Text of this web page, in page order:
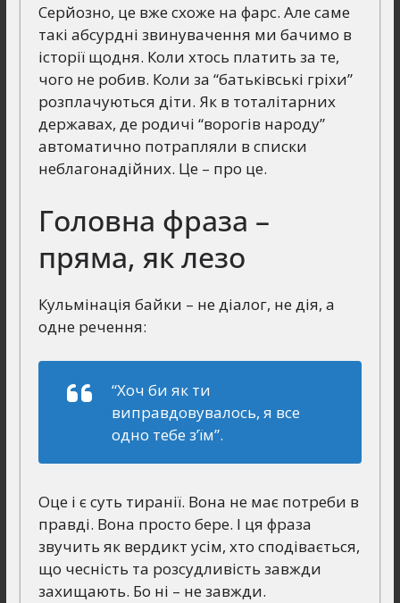
Серйозно, це вже схоже на фарс. Але саме
такі абсурдні звинувачення ми бачимо в
історії щодня. Коли хтось платить за те,
чого не робив. Коли за “батьківські гріхи”
розплачуються діти. Як в тоталітарних
державах, де родичі “ворогів народу”
автоматично потрапляли в списки
неблагонадійних. Це – про це.
Головна фраза –
пряма, як лезо
Кульмінація байки – не діалог, не дія, а
одне речення:
“Хоч би як ти
виправдовувалось, я все
одно тебе з’їм”.
Оце і є суть тиранії. Вона не має потреби в
правді. Вона просто бере. І ця фраза
звучить як вердикт усім, хто сподівається,
що чесність та розсудливість завжди
захищають. Бо ні – не завжди.